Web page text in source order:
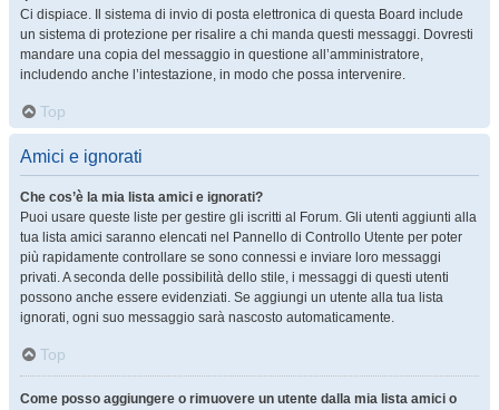
Ci dispiace. Il sistema di invio di posta elettronica di questa Board include
un sistema di protezione per risalire a chi manda questi messaggi. Dovresti
mandare una copia del messaggio in questione all’amministratore,
includendo anche l’intestazione, in modo che possa intervenire.
Top
Amici e ignorati
Che cos’è la mia lista amici e ignorati?
Puoi usare queste liste per gestire gli iscritti al Forum. Gli utenti aggiunti alla
tua lista amici saranno elencati nel Pannello di Controllo Utente per poter
più rapidamente controllare se sono connessi e inviare loro messaggi
privati. A seconda delle possibilità dello stile, i messaggi di questi utenti
possono anche essere evidenziati. Se aggiungi un utente alla tua lista
ignorati, ogni suo messaggio sarà nascosto automaticamente.
Top
Come posso aggiungere o rimuovere un utente dalla mia lista amici o